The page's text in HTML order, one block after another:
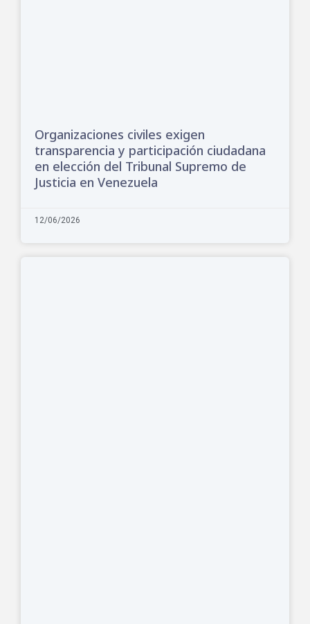
Organizaciones civiles exigen
transparencia y participación ciudadana
en elección del Tribunal Supremo de
Justicia en Venezuela
12/06/2026